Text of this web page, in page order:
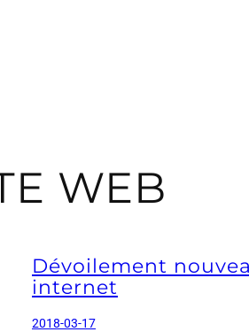
WEB
Dévoilement
internet
2018-03-17